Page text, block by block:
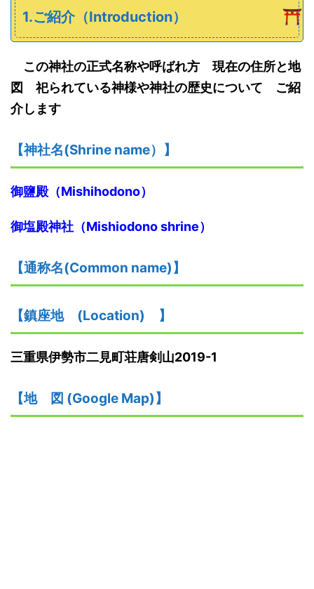
1.ご紹介（Introduction）
この神社の正式名称や呼ばれ方 現在の住所と地
図 祀られている神様や神社の歴史について ご紹
介します
【神社名(Shrine name） 】
御鹽殿（Mishihodono）
御塩殿神社（Mishiodono shrine）
【通称名(Common name)】
【鎮座地 (Location) 】
三重県伊勢市二見町荘唐剣山2019-1
【地 図 (Google Map)】